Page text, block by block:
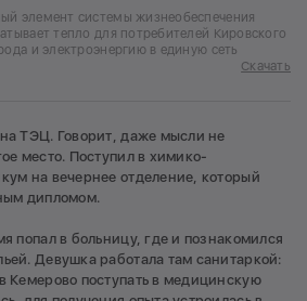
элемент системы жизнеобеспечения
тепло для потребителей Кировского
и электроэнергию в единую сеть
Скачать
ТЭЦ. Говорит, даже мысли не
место. Поступил в химико-
на вечернее отделение, который
дипломом.
попал в больницу, где и познакомился
Девушка работала там санитаркой:
Кемерово поступать в медицинскую